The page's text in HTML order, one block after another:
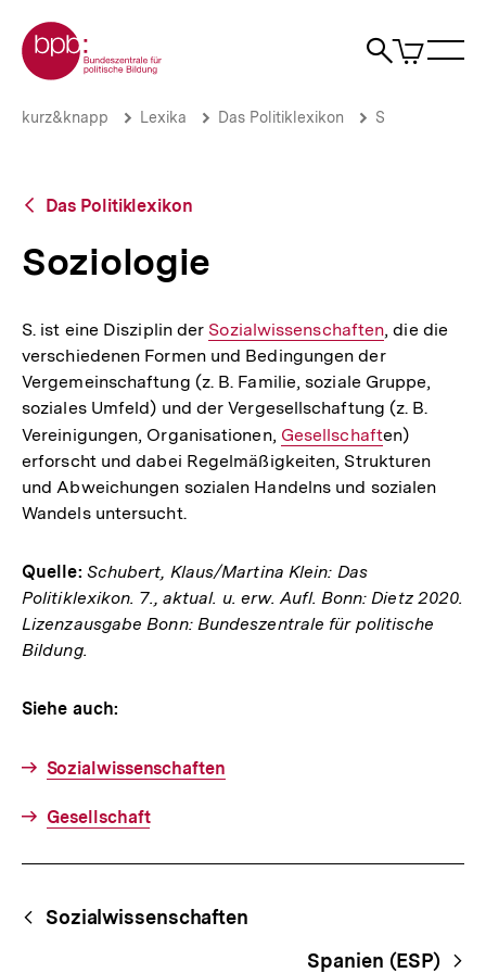
zum
Seiteninhalt
springen
Zur Startseite der bpb
Suche
Artikel
im
Soziologie
Brotkrümelnavigation
Pfadnavigation
kurz&knapp Lexika Das Politiklexikon S
Zurück
Übersicht
Das Politiklexikon
Soziologie
S. ist eine Disziplin der Interner
Link:
Sozialwissenschaften, die die
verschiedenen Formen und Bedingungen der
Vergemeinschaftung (z. B. Familie, soziale Gruppe,
soziales Umfeld) und der Vergesellschaftung (z. B.
Vereinigungen, Organisationen, Interner
Link:
Gesellschaften)
erforscht und dabei Regelmäßigkeiten, Strukturen
und Abweichungen sozialen Handelns und sozialen
Wandels untersucht.
Quelle: Schubert, Klaus/Martina Klein: Das
Politiklexikon. 7., aktual. u. erw. Aufl. Bonn: Dietz 2020.
Lizenzausgabe Bonn: Bundeszentrale für politische
Bildung.
Siehe auch:
Sozialwissenschaften
Gesellschaft
Begriffsnavigation
Content-
Navigation
Sozialwissenschaften
Spanien (ESP)